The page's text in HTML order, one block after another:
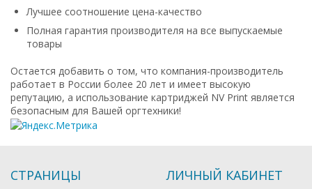
Лучшее соотношение цена-качество
Полная гарантия производителя на все выпускаемые
товары
Остается добавить о том, что компания-производитель
работает в России более 20 лет и имеет высокую
репутацию, а использование картриджей NV Print является
безопасным для Вашей оргтехники!
СТРАНИЦЫ ЛИЧНЫЙ КАБИНЕТ